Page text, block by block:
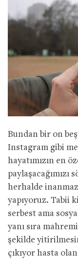
Bundan bir on
Instagram gibi
hayatımızın en
paylaşacağımızı
herhalde
yapıyoruz. Tabii
serbest ama
yanı sıra
şekilde
çıkıyor hasta